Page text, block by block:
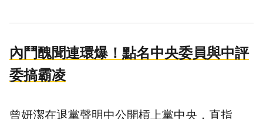
內鬥醜聞連環爆！點名中央委員與中評
委搞霸凌
曾妍潔在退黨聲明中公開槓上黨中央，直指